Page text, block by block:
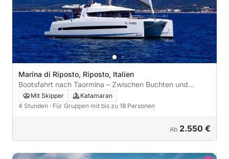
Marina di Riposto, Riposto, Italien
Bootsfahrt nach Taormina – Zwischen Buchten und
kristallklarem Meer
Mit Skipper
Katamaran
4 Stunden · Für Gruppen mit bis zu 18 Personen
Ab 2.550 €